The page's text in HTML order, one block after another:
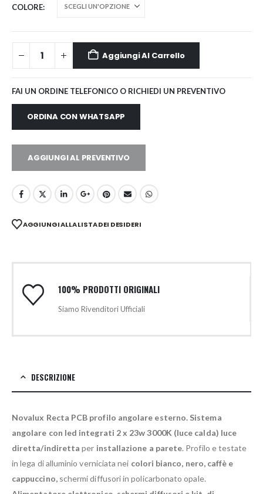
COLORE
Aggiungi Al Carrello
FAI UN ORDINE TELEFONICO O RICHIEDI UN PREVENTIVO
ORDINA CON WHATSAPP
AGGIUNGI AL PREVENTIVO
AGGIUNGI ALLA LISTA DEI DESIDERI
100% PRODOTTI ORIGINALI
Siamo Rivenditori Ufficiali
DESCRIZIONE
Novalux Recta PCB profilo angolare esterno. Sistema
angolare con led integrati 2 x 23w 3000K (luce calda) luce
diretta/indiretta per installazione a parete. Profilo e testate
in lega di alluminio verniciata nei colori bianco, nero, caffè e
cappuccino, schermi diffusori in policarbonato opale.